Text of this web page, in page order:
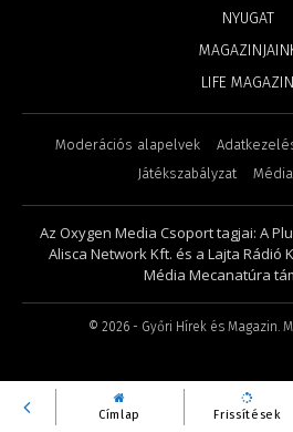
Címlap Frissítések
NYUGAT
LIFE MAGAZIN
Moderációs alapelvek
Játékszabályzat
Az Oxygen Media Csoport tagjai: A
Alisca Network Kft. és a Lajta Rádió
Média Mecanatúra
© 2026 - Győri Hírek és Magazin.